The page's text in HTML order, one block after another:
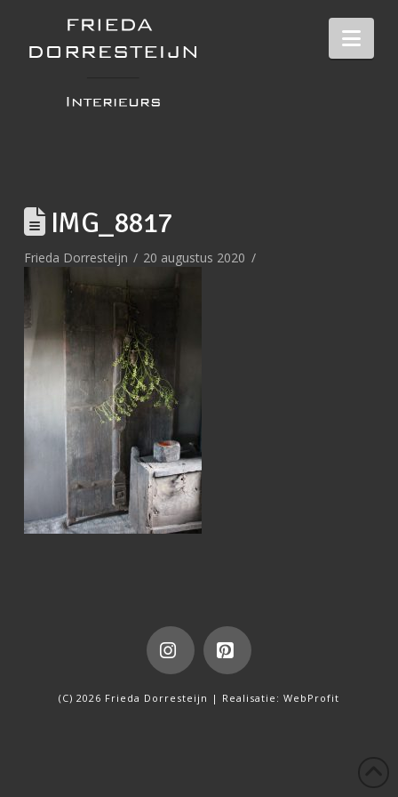
IMG_8817
Frieda Dorresteijn 20 augustus 2020
InstagramPinterest
(C) 2026 Frieda Dorresteijn | Realisatie: WebProfit